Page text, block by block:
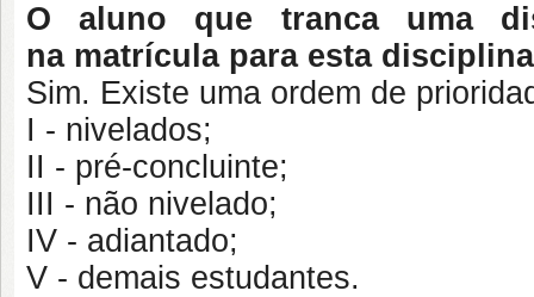
O aluno que tranca uma
na matrícula para esta
Sim. Existe uma ordem de
I - nivelados;
II - pré-concluinte;
III - não nivelado;
IV - adiantado;
V - demais estudantes.